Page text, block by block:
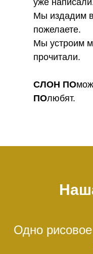
уже
Мы издадим
пожелаете.
Мы устроим
прочитали.
СЛОН ПО
ПОлюбят.
Одно